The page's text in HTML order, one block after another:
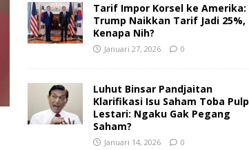
Tarif Impor Korsel ke Amerika:
Trump Naikkan Tarif Jadi 25%,
Kenapa Nih?
Januari 27, 2026 0
Luhut Binsar Pandjaitan
Klarifikasi Isu Saham Toba Pulp
Lestari: Ngaku Gak Pegang
Saham?
Januari 14, 2026 0